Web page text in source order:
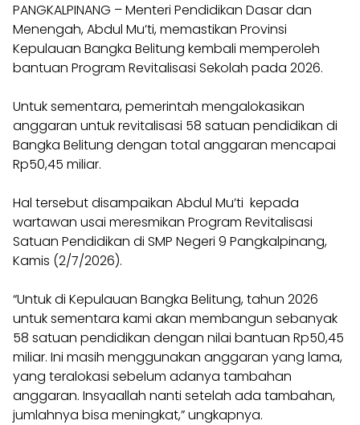
PANGKALPINANG – Menteri Pendidikan Dasar dan
Menengah, Abdul Mu’ti, memastikan Provinsi
Kepulauan Bangka Belitung kembali memperoleh
bantuan Program Revitalisasi Sekolah pada 2026.
Untuk sementara, pemerintah mengalokasikan
anggaran untuk revitalisasi 58 satuan pendidikan di
Bangka Belitung dengan total anggaran mencapai
Rp50,45 miliar.
Hal tersebut disampaikan Abdul Mu’ti kepada
wartawan usai meresmikan Program Revitalisasi
Satuan Pendidikan di SMP Negeri 9 Pangkalpinang,
Kamis (2/7/2026).
“Untuk di Kepulauan Bangka Belitung, tahun 2026
untuk sementara kami akan membangun sebanyak
58 satuan pendidikan dengan nilai bantuan Rp50,45
miliar. Ini masih menggunakan anggaran yang lama,
yang teralokasi sebelum adanya tambahan
anggaran. Insyaallah nanti setelah ada tambahan,
jumlahnya bisa meningkat,” ungkapnya.